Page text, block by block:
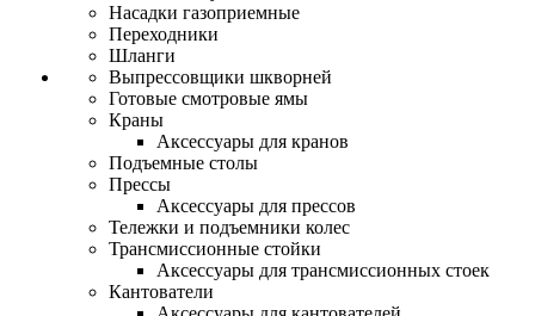
Насадки газоприемные
Переходники
Шланги
Выпрессовщики шкворней
Готовые смотровые ямы
Краны
Аксессуары для кранов
Подъемные столы
Прессы
Аксессуары для прессов
Тележки и подъемники колес
Трансмиссионные стойки
Аксессуары для трансмиссионных стоек
Кантователи